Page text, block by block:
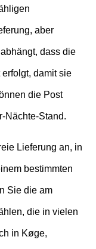
aber
dass die
damit sie
die Post
Nächte-Stand.
Lieferung an, in
bestimmten
Sie die am
die in vielen
in Køge,